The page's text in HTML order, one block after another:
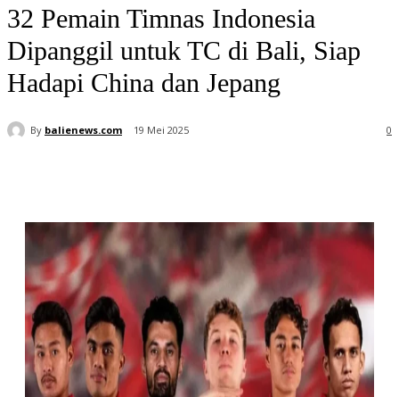
32 Pemain Timnas Indonesia
Dipanggil untuk TC di Bali, Siap
Hadapi China dan Jepang
By balienews.com 19 Mei 2025 0